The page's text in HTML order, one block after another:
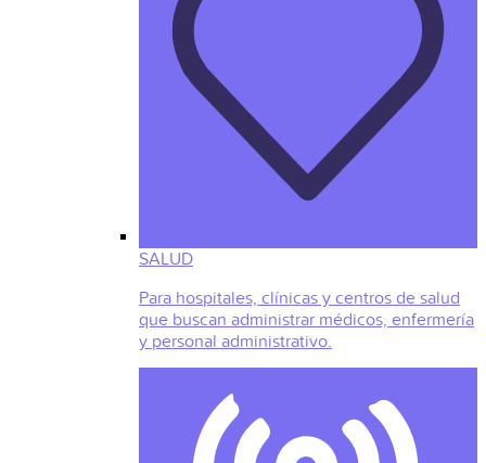
SALUD
Para hospitales, clínicas y centros de salud
que buscan administrar médicos, enfermería
y personal administrativo.